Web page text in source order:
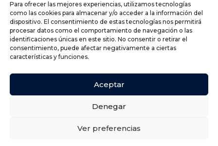
Para ofrecer las mejores experiencias, utilizamos tecnologías
como las cookies para almacenar y/o acceder a la información del
dispositivo. El consentimiento de estas tecnologías nos permitirá
procesar datos como el comportamiento de navegación o las
identificaciones únicas en este sitio. No consentir o retirar el
consentimiento, puede afectar negativamente a ciertas
características y funciones.
Aceptar
Denegar
Ver preferencias
AVISO LEGAL
POLÍTICA DE PRIVACIDAD
POLÍTICA DE COOKIES (UE)
POLÍTICA DE ENVÍOS